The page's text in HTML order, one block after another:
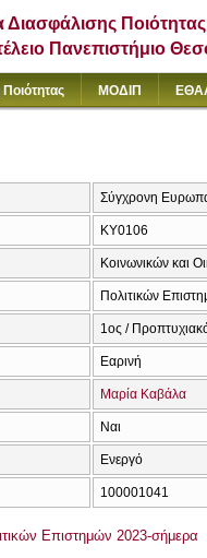
Ποιότητας
Πανεπιστήμιο
Ποιότητας ΜΟΔΙΠ
Σύγχρονη
ΚΥ0106
Κοινωνικών και
Πολιτικών
1ος /
Εαρινή
Μαρία Καβάλα
Ναι
Ενεργό
100001041
Επιστημών 2023-σήμερα